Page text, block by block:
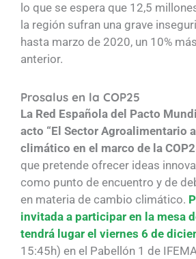
lo que se espera que 12,5
la región sufran una grave
hasta marzo de 2020, un 10%
anterior.
Prosalus en la COP25
La Red Española del Pacto
acto “El Sector Agroalimentario
climático en el marco de la
que pretende ofrecer ideas
como punto de encuentro y de
en materia de cambio climático.
invitada a participar en la mesa
tendrá lugar el viernes 6 de
15:45h) en el Pabellón 1 de